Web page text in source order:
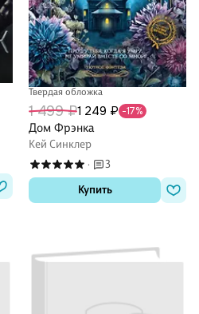
Твердая обложка
1 499 ₽1 249 ₽ -17%
Дом Фрэнка
Кей Синклер
·
3
Купить